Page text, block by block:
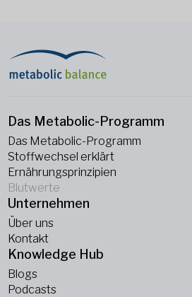
Das Metabolic-Programm
Das Metabolic-Programm
Stoffwechsel erklärt
Ernährungsprinzipien
Blutwerte
Unternehmen
Über uns
Kontakt
Knowledge Hub
Blogs
Podcasts